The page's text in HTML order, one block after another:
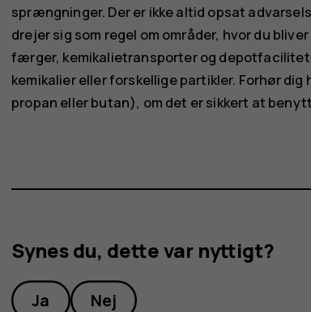
sprængninger. Der er ikke altid opsat
drejer sig som regel om områder, hvor du
færger, kemikalietransporter og
kemikalier eller forskellige partikler. Forhør
propan eller butan), om det er sikkert at
Synes du, dette var nyttigt?
Ja Nej